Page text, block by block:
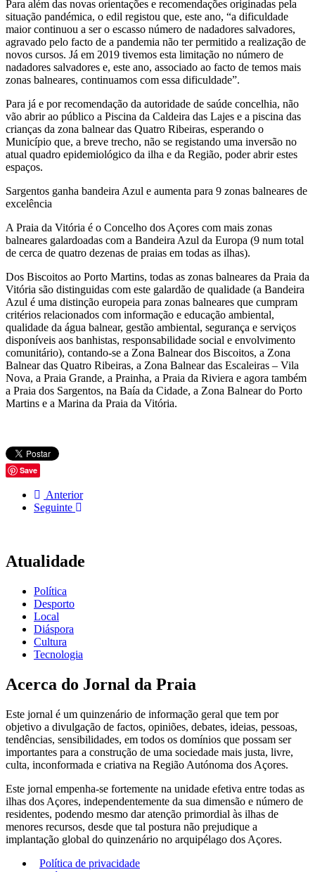
Para além das novas orientações e recomendações originadas pela
situação pandémica, o edil registou que, este ano, “a dificuldade
maior continuou a ser o escasso número de nadadores salvadores,
agravado pelo facto de a pandemia não ter permitido a realização de
novos cursos. Já em 2019 tivemos esta limitação no número de
nadadores salvadores e, este ano, associado ao facto de temos mais
zonas balneares, continuamos com essa dificuldade”.
Para já e por recomendação da autoridade de saúde concelhia, não
vão abrir ao público a Piscina da Caldeira das Lajes e a piscina das
crianças da zona balnear das Quatro Ribeiras, esperando o
Município que, a breve trecho, não se registando uma inversão no
atual quadro epidemiológico da ilha e da Região, poder abrir estes
espaços.
Sargentos ganha bandeira Azul e aumenta para 9 zonas balneares de
excelência
A Praia da Vitória é o Concelho dos Açores com mais zonas
balneares galardoadas com a Bandeira Azul da Europa (9 num total
de cerca de quatro dezenas de praias em todas as ilhas).
Dos Biscoitos ao Porto Martins, todas as zonas balneares da Praia da
Vitória são distinguidas com este galardão de qualidade (a Bandeira
Azul é uma distinção europeia para zonas balneares que cumpram
critérios relacionados com informação e educação ambiental,
qualidade da água balnear, gestão ambiental, segurança e serviços
disponíveis aos banhistas, responsabilidade social e envolvimento
comunitário), contando-se a Zona Balnear dos Biscoitos, a Zona
Balnear das Quatro Ribeiras, a Zona Balnear das Escaleiras – Vila
Nova, a Praia Grande, a Prainha, a Praia da Riviera e agora também
a Praia dos Sargentos, na Baía da Cidade, a Zona Balnear do Porto
Martins e a Marina da Praia da Vitória.
Save
Anterior
Seguinte
Atualidade
Política
Desporto
Local
Diáspora
Cultura
Tecnologia
Acerca do Jornal da Praia
Este jornal é um quinzenário de informação geral que tem por
objetivo a divulgação de factos, opiniões, debates, ideias, pessoas,
tendências, sensibilidades, em todos os domínios que possam ser
importantes para a construção de uma sociedade mais justa, livre,
culta, inconformada e criativa na Região Autónoma dos Açores.
Este jornal empenha-se fortemente na unidade efetiva entre todas as
ilhas dos Açores, independentemente da sua dimensão e número de
residentes, podendo mesmo dar atenção primordial às ilhas de
menores recursos, desde que tal postura não prejudique a
implantação global do quinzenário no arquipélago dos Açores.
Política de privacidade